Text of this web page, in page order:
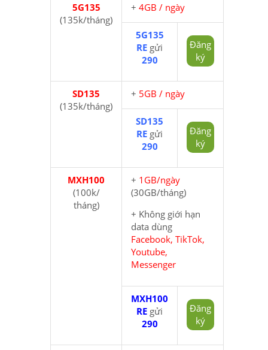
5G135
(135k/tháng)
+ 4GB / ngày
5G135
RE gửi
290
Đăng
ký
SD135
(135k/tháng)
+ 5GB / ngày
SD135
RE gửi
290
Đăng
ký
MXH100
(100k/
tháng)
+ 1GB/ngày
(30GB/tháng)
+ Không giới hạn
data dùng
Facebook, TikTok,
Youtube,
Messenger
MXH100
RE gửi
290
Đăng
ký